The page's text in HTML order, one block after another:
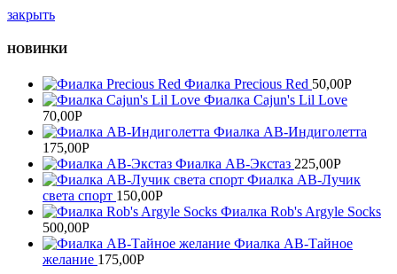
закрыть
НОВИНКИ
Фиалка Precious Red 50,00Р
Фиалка Cajun's Lil Love
70,00Р
Фиалка АВ-Индиголетта
175,00Р
Фиалка АВ-Экстаз 225,00Р
Фиалка АВ-Лучик
света спорт 150,00Р
Фиалка Rob's Argyle Socks
500,00Р
Фиалка АВ-Тайное
желание 175,00Р